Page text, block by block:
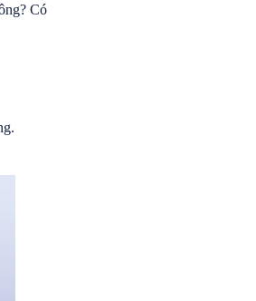
Có